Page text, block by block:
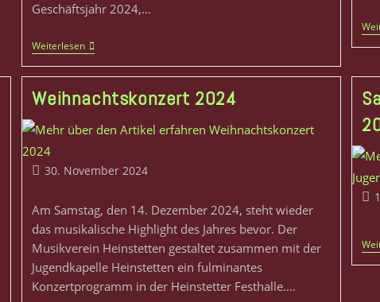
Geschäftsjahr 2024,…
Weiterlesen
Weihnachtskonzert 2024
30. November 2024
Am Samstag, den 14. Dezember 2024, steht wieder
das musikalische Highlight des Jahres bevor. Der
Musikverein Heinstetten gestaltet zusammen mit der
Jugendkapelle Heinstetten ein fulminantes
Konzertprogramm in der Heinstetter Festhalle.…